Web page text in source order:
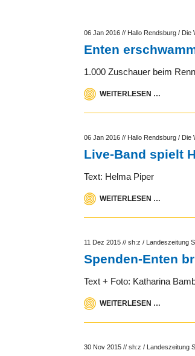
06 Jan 2016 // Hallo Rendsburg / Die
Enten
1.000 Zuschauer beim
WEITERLESEN …
06 Jan 2016 // Hallo Rendsburg / Die
Live-Band spielt
Text: Helma Piper
WEITERLESEN …
11 Dez 2015 //sh:z / Landeszeitung
Spenden-Enten
Text + Foto: Katharina
WEITERLESEN …
30 Nov 2015 //sh:z / Landeszeitung